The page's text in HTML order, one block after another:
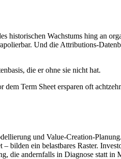
Wachstums hing an
Und die Attributions-
die er ohne sie nicht hat.
Term Sheet ersparen oft
und Value-Creation-
bilden ein belastbares Raster.
die andernfalls in Diagnose statt in